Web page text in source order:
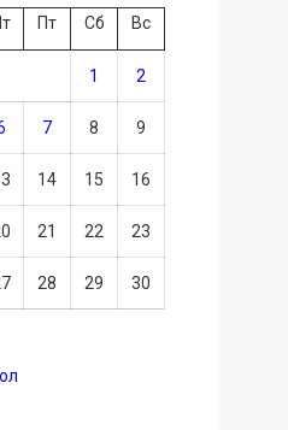
Пт Сб Вс
1 2
7 8 9
14 15 16
21 22 23
28 29 30